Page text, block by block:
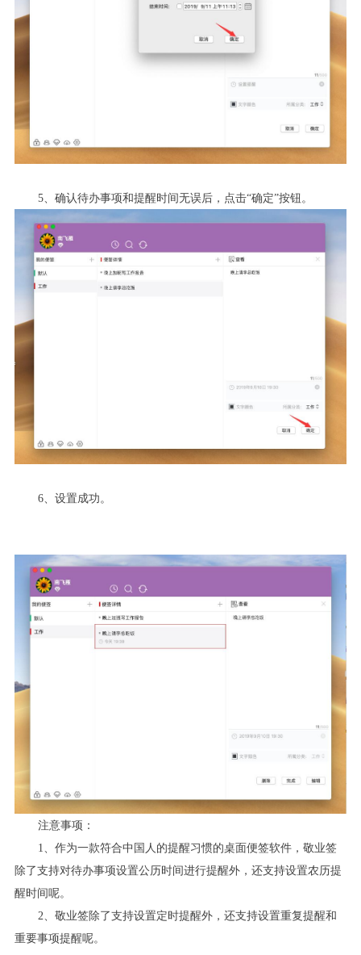
5、确认待办事项和提醒时间无误后，点击“确定”按钮。
6、设置成功。
注意事项：
1 、作为一款符合中国人的提醒习惯的桌面便签软件，敬业签
除了支持对待办事项设置公历时间进行提醒外，还支持设置农历提
醒时间呢。
2 、敬业签除了支持设置定时提醒外，还支持设置重复提醒和
重要事项提醒呢。